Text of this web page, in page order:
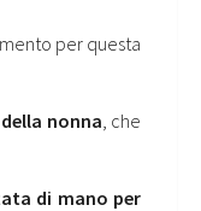
per questa
nonna , che
di mano per